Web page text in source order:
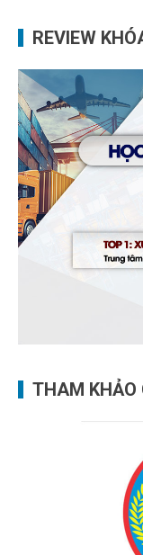
REVIEW
THAM KHẢO